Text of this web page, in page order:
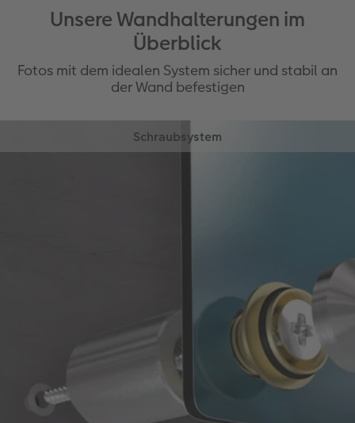
Unsere Wandhalterungen im
Überblick
Fotos mit dem idealen System sicher und stabil an
der Wand befestigen